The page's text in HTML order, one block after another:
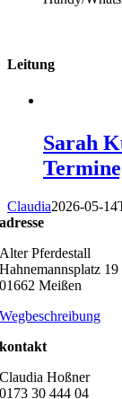
Leitung
Sarah
Claudia2026-05-
adresse
Alter Pferdestall
Hahnemannsplatz 19
01662 Meißen
Wegbeschreibung
kontakt
Claudia Hoßner
0173 30 444 04